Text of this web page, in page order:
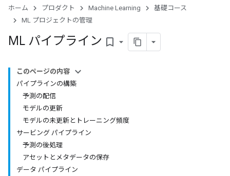
ホーム プロダクト Machine Learning
基礎コース
ML プロジェクトの管理
ML パイプライン bookmark_border
このページの内容
パイプラインの構築
予測の配信
モデルの更新
モデルの未更新とトレーニング頻度
サービング パイプライン
予測の後処理
アセットとメタデータの保存
データ パイプライン